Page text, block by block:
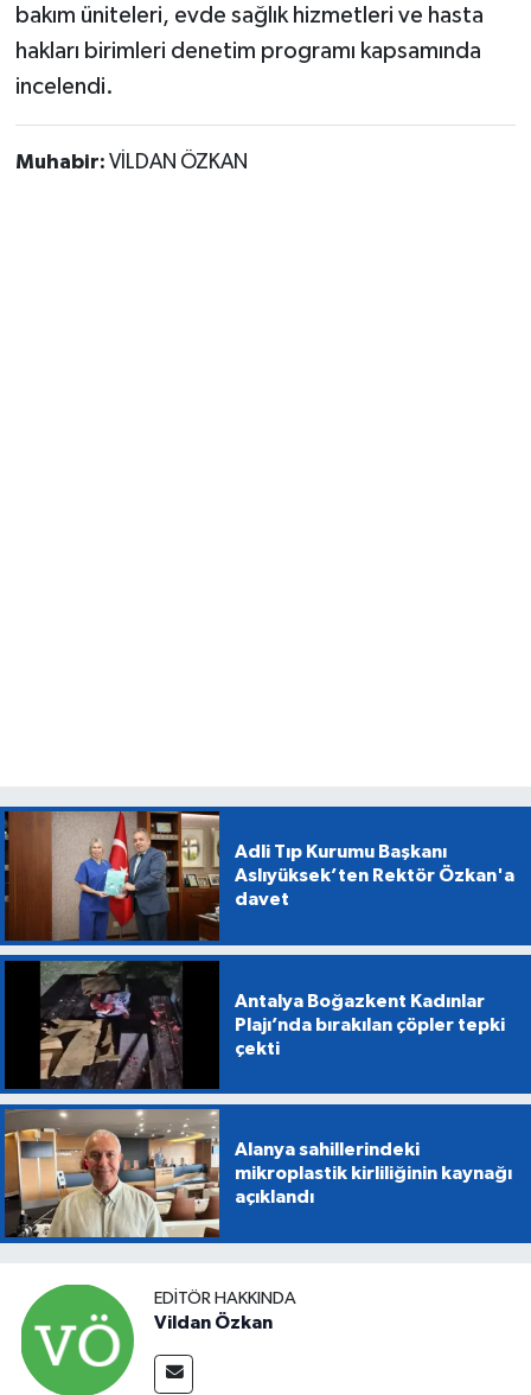
bakım üniteleri, evde sağlık hizmetleri ve hasta
hakları birimleri denetim programı kapsamında
incelendi.
Muhabir: VİLDAN ÖZKAN
Adli Tıp Kurumu Başkanı
Aslıyüksek’ten Rektör Özkan'a
davet
Antalya Boğazkent Kadınlar
Plajı’nda bırakılan çöpler tepki
çekti
Alanya sahillerindeki
mikroplastik kirliliğinin kaynağı
açıklandı
EDITÖR HAKKINDA
Vildan Özkan